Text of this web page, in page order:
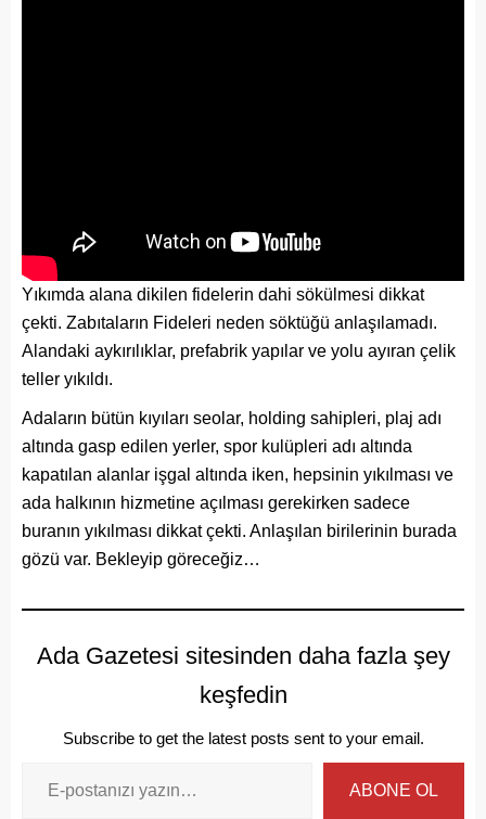
Yıkımda alana dikilen fidelerin dahi sökülmesi dikkat
çekti. Zabıtaların Fideleri neden söktüğü anlaşılamadı.
Alandaki aykırılıklar, prefabrik yapılar ve yolu ayıran çelik
teller yıkıldı.
Adaların bütün kıyıları seolar, holding sahipleri, plaj adı
altında gasp edilen yerler, spor kulüpleri adı altında
kapatılan alanlar işgal altında iken, hepsinin yıkılması ve
ada halkının hizmetine açılması gerekirken sadece
buranın yıkılması dikkat çekti. Anlaşılan birilerinin burada
gözü var. Bekleyip göreceğiz…
Ada Gazetesi sitesinden daha fazla şey
keşfedin
Subscribe to get the latest posts sent to your email.
ABONE OL